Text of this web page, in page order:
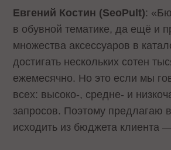
Евгений Костин (SeoPult):
в обувной тематике, да ещё и
множества аксессуаров в
достигать нескольких сотен
ежемесячно. Но это если мы
всех: высоко-, средне- и
запросов. Поэтому предлагаю
исходить из бюджета клиента